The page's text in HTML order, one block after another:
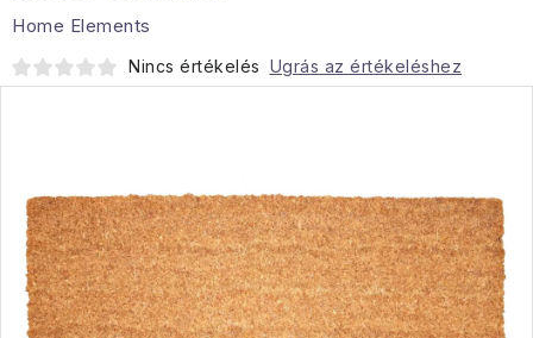
Hobbi és kert
Gyűjtemény
Home Elements
Nincs értékelés Ugrás az értékeléshez